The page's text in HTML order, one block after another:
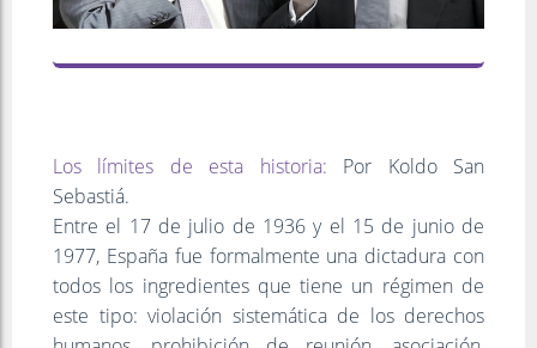
Los límites de esta historia: Por Koldo San
Sebastiá.
Entre el 17 de julio de 1936 y el 15 de junio de
1977, España fue formalmente una dictadura con
todos los ingredientes que tiene un régimen de
este tipo: violación sistemática de los derechos